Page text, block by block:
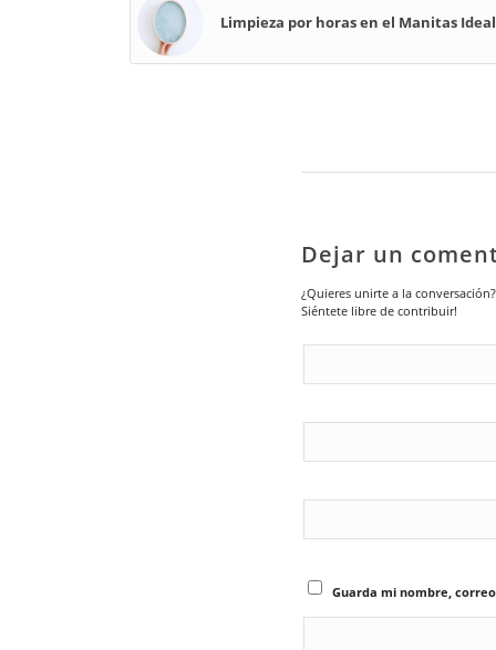
Limpieza por horas en el Manitas Ideal
Dejar un
¿Quieres unirte a la conversación?
Siéntete libre de contribuir!
Guarda mi nombre,